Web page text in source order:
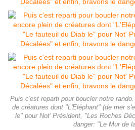
Puis c'est reparti pour boucler notre
de créatures dont "L'Eléphant" (de mer
le" pour Not' Président, "Les Roches
danger: "Le Mur de